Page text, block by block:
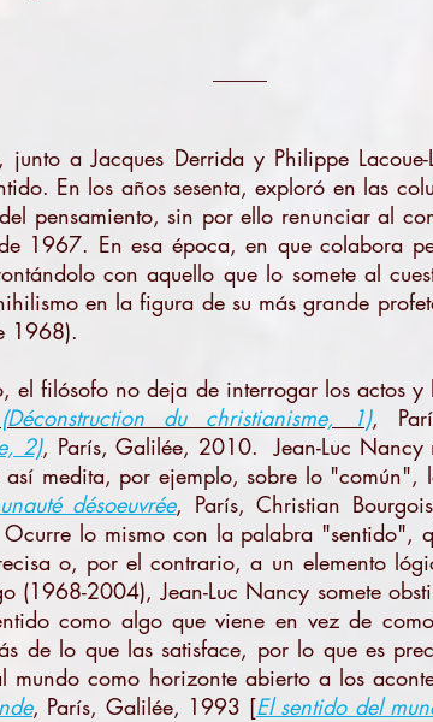
junto a Jacques Derrida y Philippe
En los años sesenta, exploró en las
pensamiento, sin por ello renunciar al
1967. En esa época, en que colabora
con aquello que lo somete al
en la figura de su más grande
1968).
el filósofo no deja de interrogar los actos
du christianisme, 1),
2), París, Galilée, 2010. Jean-Luc Nancy
medita, por ejemplo, sobre lo
désoeuvrée, París, Christian
lo mismo con la palabra "sentido",
o, por el contrario, a un elemento
(1968-2004), Jean-Luc Nancy somete
como algo que viene en vez de
de lo que las satisface, por lo que es
mundo como horizonte abierto a los
, París, Galilée, 1993 [El sentido del